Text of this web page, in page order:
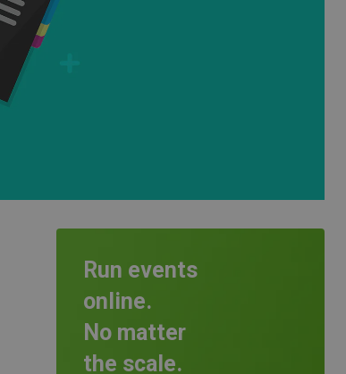
Run events
online.
No matter
the scale.